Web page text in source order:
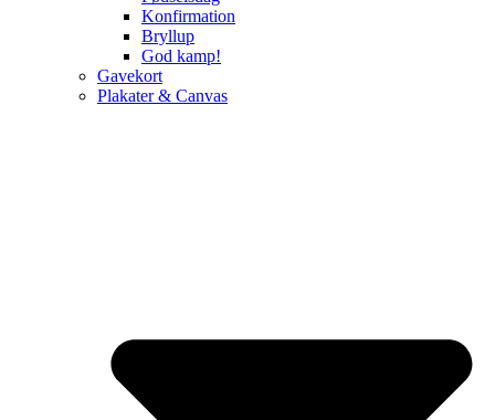
Konfirmation
Bryllup
God kamp!
Gavekort
Plakater & Canvas